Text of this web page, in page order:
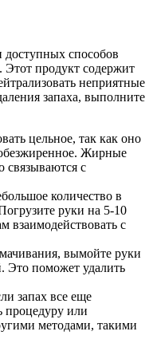
способов
Этот продукт содержит
неприятные
запаха, выполните
цельное, так как оно
Жирные
связываются с
количество в
руки на 5-10
взаимодействовать с
вымойте руки
Это поможет удалить
запах все еще
процедуру или
методами, такими